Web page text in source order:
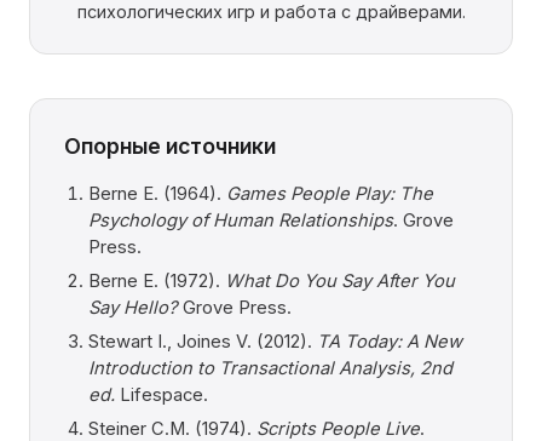
психологических игр и работа с драйверами.
Опорные источники
Berne E. (1964). Games People Play: The
Psychology of Human Relationships. Grove
Press.
Berne E. (1972). What Do You Say After You
Say Hello?Grove Press.
Stewart I., Joines V. (2012). TA Today: A New
Introduction to Transactional Analysis, 2nd
ed. Lifespace.
Steiner C.M. (1974). Scripts People Live.